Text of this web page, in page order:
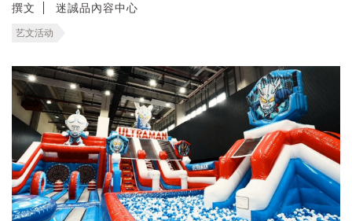
撰文 迷誠品內容中心
艺文活动